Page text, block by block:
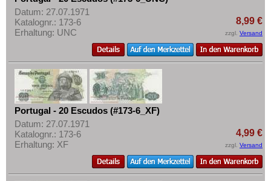
Datum: 27.07.1971
Katalognr.: 173-6
Erhaltung: UNC
8,99 €
zzgl. Versand
Portugal - 20 Escudos (#173-6_XF)
Datum: 27.07.1971
Katalognr.: 173-6
Erhaltung: XF
4,99 €
zzgl. Versand